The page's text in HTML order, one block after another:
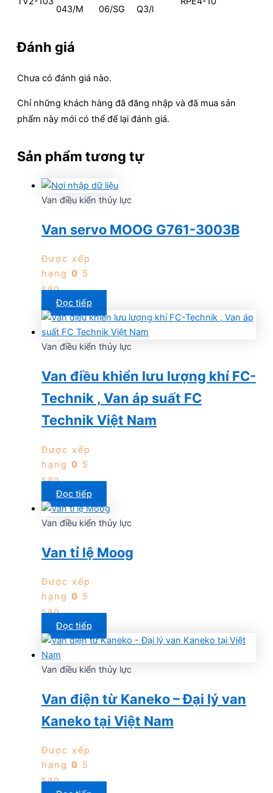
043/M
06/SG
Q3/l
Đánh giá
Chưa có đánh giá nào.
Chỉ những khách hàng đã đăng nhập và đã mua sản
phẩm này mới có thể để lại đánh giá.
Sản phẩm tương tự
Van điều kiển thủy lực
Van servo MOOG G761-3003B
Được xếp
hạng 0 5
sao
Đọc tiếp
Van điều kiển thủy lực
Van điều khiển lưu lượng khí FC-
Technik , Van áp suất FC
Technik Việt Nam
Được xếp
hạng 0 5
sao
Đọc tiếp
Van điều kiển thủy lực
Van tỉ lệ Moog
Được xếp
hạng 0 5
sao
Đọc tiếp
Van điều kiển thủy lực
Van điện từ Kaneko – Đại lý van
Kaneko tại Việt Nam
Được xếp
hạng 0 5
sao